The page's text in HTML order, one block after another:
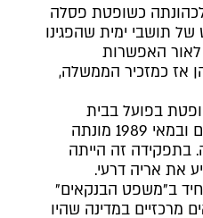
לכהונתה כשופטת פסלה
תושבי ימית שהפגינו
האפשרות
אז כמזכיר הממשלה,
לשופטת בפועל בבית
המשפט המחוזי בירושלים ובמאי 1989 מונתה
זה הייתה
את אריה דרעי.
כדן יחיד ב"משפט הבנקאים"
מרכזיים במדינה שהיו